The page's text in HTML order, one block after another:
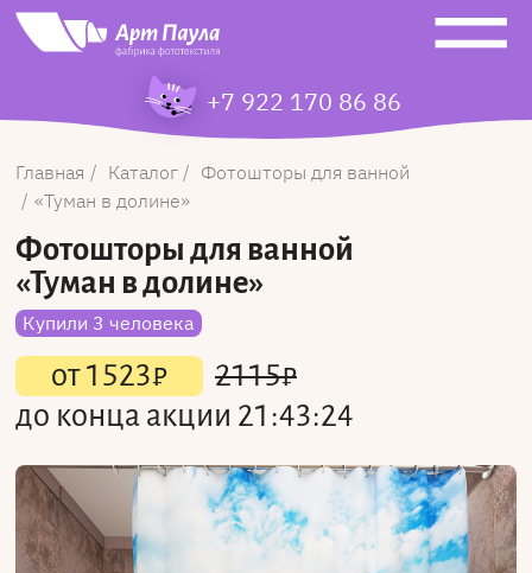
+7 922 170 86 86
Главная Каталог
Фотошторы для ванной
Туман в долине
Фотошторы для ванной
«Туман в долине»
Купили 3 человека
от1523₽ 2115₽
до конца акции 21:43:24